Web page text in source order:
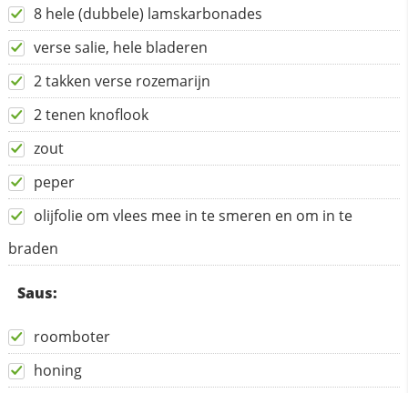
8 hele (dubbele) lamskarbonades
verse salie, hele bladeren
2 takken verse rozemarijn
2 tenen knoflook
zout
peper
olijfolie om vlees mee in te smeren en om in te
braden
Saus:
roomboter
honing